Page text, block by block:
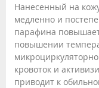
Нанесенный на
медленно и
парафина
повышении
кровоток и
приводит к